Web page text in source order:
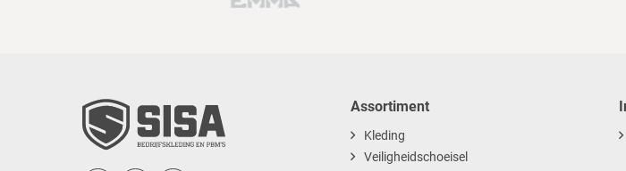
Assortiment
Kleding
Veiligheidschoeisel